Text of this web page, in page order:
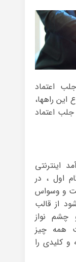
اعتماد
این راهها،
اعتماد
اینترنتی
اول ، در
و وسواس
از قالب
چشم نواز
همه چیز
و کلیدی را